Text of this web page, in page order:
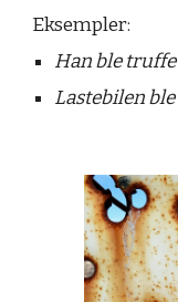
Eksempler:
Han ble
Lastebilen